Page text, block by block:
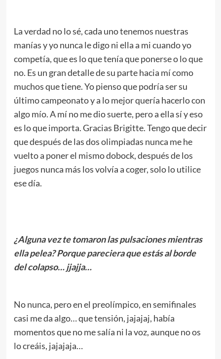
La verdad no lo sé, cada uno tenemos nuestras
manías y yo nunca le digo ni ella a mi cuando yo
competía, que es lo que tenía que ponerse o lo que
no. Es un gran detalle de su parte hacia mí como
muchos que tiene. Yo pienso que podría ser su
último campeonato y a lo mejor quería hacerlo con
algo mío. A mí no me dio suerte, pero a ella sí y eso
es lo que importa. Gracias Brigitte. Tengo que decir
que después de las dos olimpiadas nunca me he
vuelto a poner el mismo dobock, después de los
juegos nunca más los volvía a coger, solo lo utilice
ese día.
¿Alguna vez te tomaron las pulsaciones mientras
ella pelea? Porque pareciera que estás al borde
del colapso… jjajja…
No nunca, pero en el preolímpico, en semifinales
casi me da algo… que tensión, jajajaj, había
momentos que no me salía ni la voz, aunque no os
lo creáis, jajajaja…